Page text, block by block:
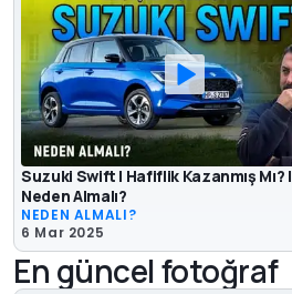
Suzuki Swift | Hafiflik Kazanmış Mı? |
Neden Almalı?
NEDEN ALMALI?
6 Mar 2025
En güncel fotoğraf